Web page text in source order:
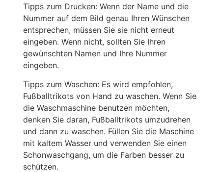
Tipps zum Drucken: Wenn der Name und die
Nummer auf dem Bild genau Ihren Wünschen
entsprechen, müssen Sie sie nicht erneut
eingeben. Wenn nicht, sollten Sie Ihren
gewünschten Namen und Ihre Nummer
eingeben.
Tipps zum Waschen: Es wird empfohlen,
Fußballtrikots von Hand zu waschen. Wenn Sie
die Waschmaschine benutzen möchten,
denken Sie daran, Fußballtrikots umzudrehen
und dann zu waschen. Füllen Sie die Maschine
mit kaltem Wasser und verwenden Sie einen
Schonwaschgang, um die Farben besser zu
schützen.